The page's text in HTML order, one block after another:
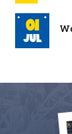
01
Jul